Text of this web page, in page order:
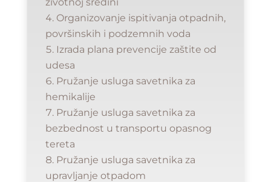
Organizovanje ispitivanja otpadnih,
površinskih i podzemnih voda
Izrada plana prevencije zaštite od
udesa
Pružanje usluga savetnika za
hemikalije
Pružanje usluga savetnika za
bezbednost u transportu opasnog
tereta
Pružanje usluga savetnika za
upravljanje otpadom